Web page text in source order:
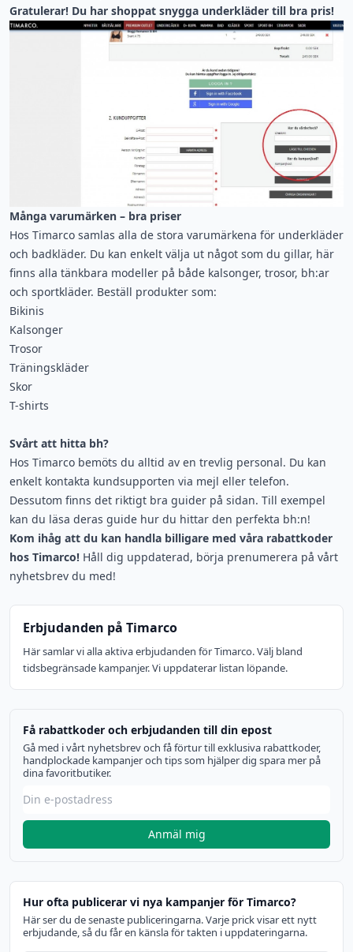
Gratulerar! Du har shoppat snygga underkläder till bra pris!
Många varumärken – bra priser
Hos Timarco samlas alla de stora varumärkena för underkläder
och badkläder. Du kan enkelt välja ut något som du gillar, här
finns alla tänkbara modeller på både kalsonger, trosor, bh:ar
och sportkläder. Beställ produkter som:
Bikinis
Kalsonger
Trosor
Träningskläder
Skor
T-shirts
Svårt att hitta bh?
Hos Timarco bemöts du alltid av en trevlig personal. Du kan
enkelt kontakta kundsupporten via mejl eller telefon.
Dessutom finns det riktigt bra guider på sidan. Till exempel
kan du läsa deras guide hur du hittar den perfekta bh:n!
Kom ihåg att du kan handla billigare med våra rabattkoder
hos Timarco! Håll dig uppdaterad, börja prenumerera på vårt
nyhetsbrev du med!
Erbjudanden på Timarco
Här samlar vi alla aktiva erbjudanden för Timarco. Välj bland
tidsbegränsade kampanjer. Vi uppdaterar listan löpande.
Få rabattkoder och erbjudanden till din epost
Gå med i vårt nyhetsbrev och få förtur till exklusiva rabattkoder,
handplockade kampanjer och tips som hjälper dig spara mer på
dina favoritbutiker.
Anmäl mig
Hur ofta publicerar vi nya kampanjer för Timarco?
Här ser du de senaste publiceringarna. Varje prick visar ett nytt
erbjudande, så du får en känsla för takten i uppdateringarna.